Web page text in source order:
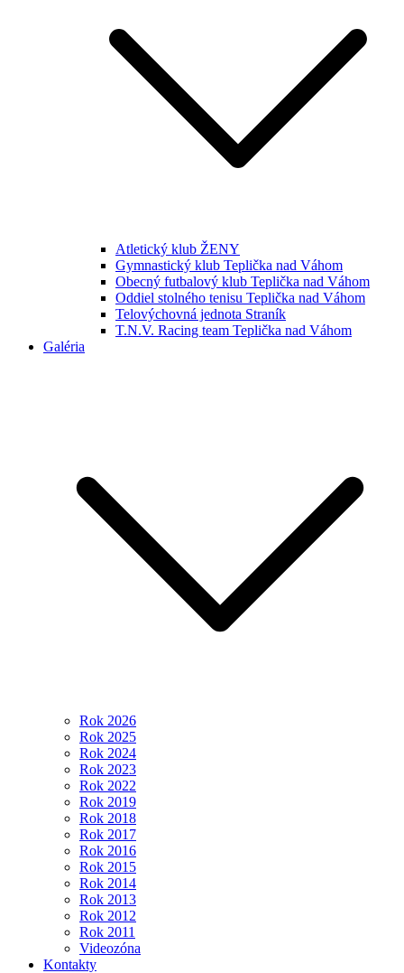
Atletický klub ŽENY
Gymnastický klub Teplička nad Váhom
Obecný futbalový klub Teplička nad Váhom
Oddiel stolného tenisu Teplička nad Váhom
Telovýchovná jednota Straník
T.N.V. Racing team Teplička nad Váhom
Galéria
Rok 2026
Rok 2025
Rok 2024
Rok 2023
Rok 2022
Rok 2019
Rok 2018
Rok 2017
Rok 2016
Rok 2015
Rok 2014
Rok 2013
Rok 2012
Rok 2011
Videozóna
Kontakty